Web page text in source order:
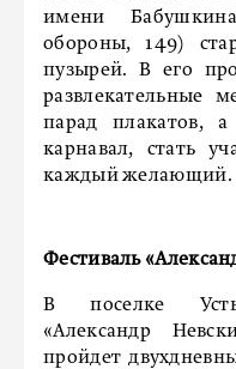
имени
обороны, 149)
пузырей. В его
развлекательные
парад плакатов,
карнавал, стать
каждый желающий.
Фестиваль
В поселке
«Александр
пройдет